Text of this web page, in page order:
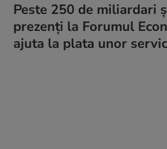
Peste 250 de miliardari
prezenţi la Forumul
ajuta la plata unor